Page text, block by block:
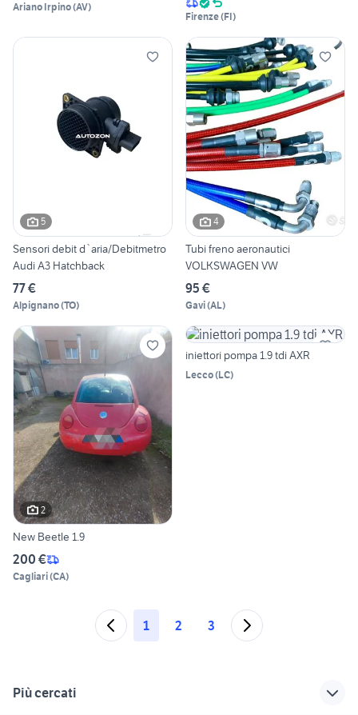
Ariano Irpino(AV)
Firenze(FI)
5
Sensori debit d`aria/Debitmetro
Audi A3 Hatchback
77 €
Alpignano(TO)
4
Tubi freno aeronautici
VOLKSWAGEN VW
95 €
Gavi(AL)
2
New Beetle 1.9
200 €
Cagliari(CA)
iniettori pompa 1.9 tdi AXR
Lecco(LC)
1 2 3
Più cercati